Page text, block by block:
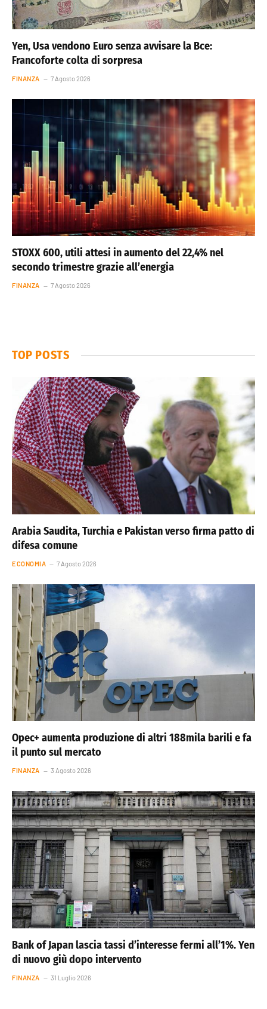
Yen, Usa vendono Euro senza avvisare la Bce:
Francoforte colta di sorpresa
FINANZA 7 Agosto 2026
STOXX 600, utili attesi in aumento del 22,4% nel
secondo trimestre grazie all’energia
FINANZA 7 Agosto 2026
TOP POSTS
Arabia Saudita, Turchia e Pakistan verso firma patto di
difesa comune
ECONOMIA 7 Agosto 2026
Opec+ aumenta produzione di altri 188mila barili e fa
il punto sul mercato
FINANZA 3 Agosto 2026
Bank of Japan lascia tassi d’interesse fermi all’1%. Yen
di nuovo giù dopo intervento
FINANZA 31 Luglio 2026